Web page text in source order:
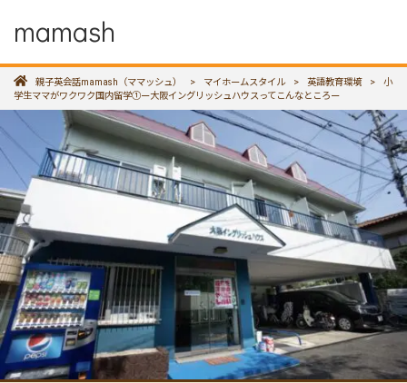
mamash
親子英会話mamash（ママッシュ） > マイホームスタイル > 英語教育環境 >
小
学生ママがワクワク国内留学①ー大阪イングリッシュハウスってこんなところー